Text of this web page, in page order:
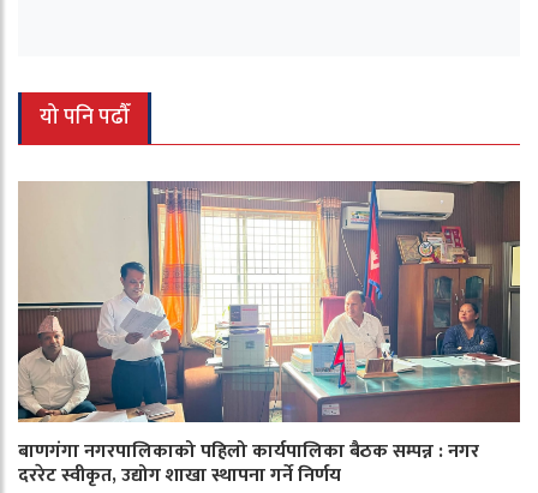
यो पनि पढौँ
बाणगंगा नगरपालिकाको पहिलो कार्यपालिका बैठक सम्पन्न : नगर
दररेट स्वीकृत, उद्योग शाखा स्थापना गर्ने निर्णय